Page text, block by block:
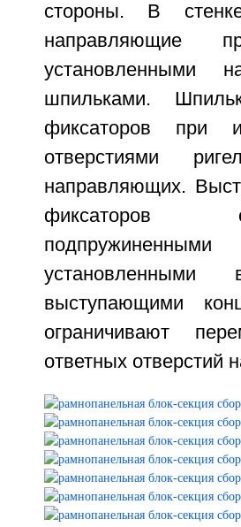
стороны. В
направляющие
установленными
шпильками.
фиксаторов при
отверстиями
направляющих.
фиксаторов
выступающими
ограничивают
ответных отверстий